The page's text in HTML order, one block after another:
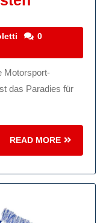
Den
1
Fanshop:
Für
Echte
stefanocoletti
0
das Paradies für
READ MORE
READ
MORE